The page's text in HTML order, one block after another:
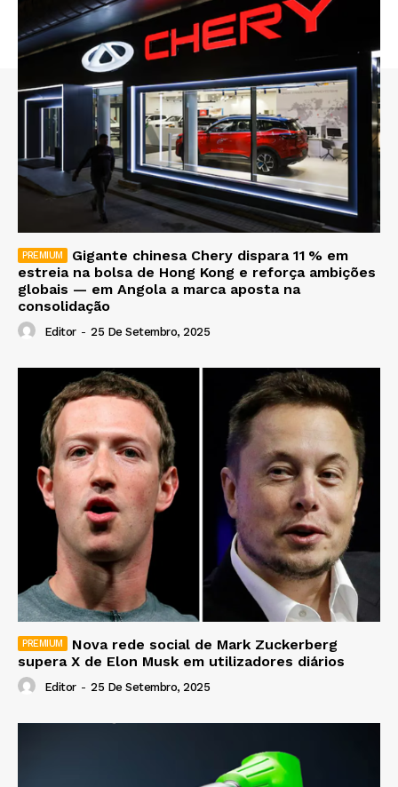
Gigante chinesa Chery dispara 11 % em
estreia na bolsa de Hong Kong e reforça ambições
globais — em Angola a marca aposta na
consolidação
Editor - 25 De Setembro, 2025
Nova rede social de Mark Zuckerberg
supera X de Elon Musk em utilizadores diários
Editor - 25 De Setembro, 2025